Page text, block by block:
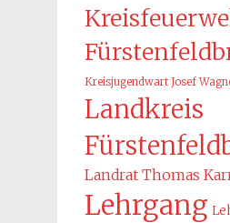
Kreisjugendwart Josef
Landkreis
Landrat Thomas
Lehrgang